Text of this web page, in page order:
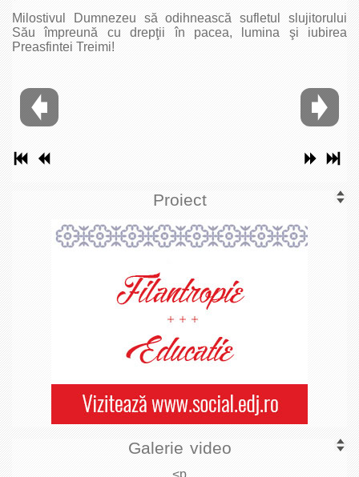
Milostivul Dumnezeu să odihnească sufletul slujitorului
Său împreună cu drepţii în pacea, lumina şi iubirea
Preasfintei Treimi!
Proiect
Galerie video
<p